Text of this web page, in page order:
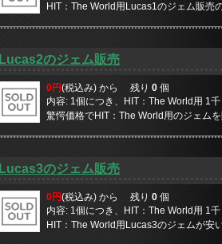
HIT：The World用Lucas1のジェム販売
Lucas2のジェム販売
0円(税込み) から 残り 0個
内容: 1個につき、HIT：The World用 1
驚愕価格でHIT：The World用のジェム
Lucas3のジェム販売
0円(税込み) から 残り0個
内容: 1個につき、HIT：The World用 1
HIT：The World用Lucas3のジェムが安